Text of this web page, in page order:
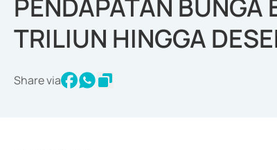
PENDAPATAN
TRILIUN HINGGA
Share via